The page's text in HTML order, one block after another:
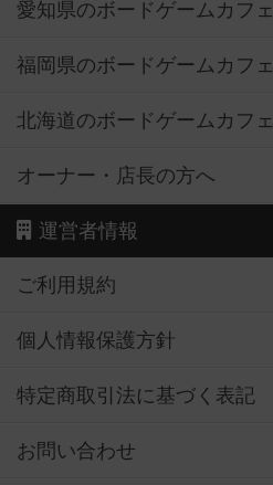
愛知県のボードゲームカフェ
福岡県のボードゲームカフェ
北海道のボードゲームカフェ
オーナー・店長の方へ
運営者情報
ご利用規約
個人情報保護方針
特定商取引法に基づく表記
お問い合わせ